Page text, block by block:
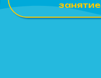
занятие